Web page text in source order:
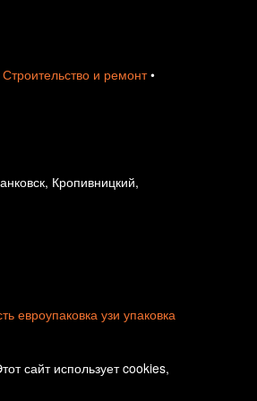
Строительство и ремонт•
Кропивницкий,
евроупаковка узи упаковка
сайт использует cookies,